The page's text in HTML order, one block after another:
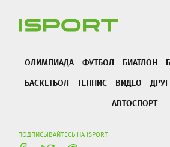
ОЛИМПИАДА ФУТБОЛ БИАТЛОН
БАСКЕТБОЛ
ТЕННИС ВИДЕО
АВТОСПОРТ
ПОДПИСЫВАЙТЕСЬ НА ISPORT